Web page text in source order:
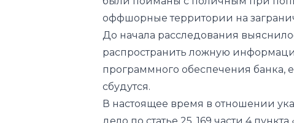
оффшорные территории на
До начала расследования
распространить ложную
программного обеспечения банка,
сбудутся.
В настоящее время в отношении